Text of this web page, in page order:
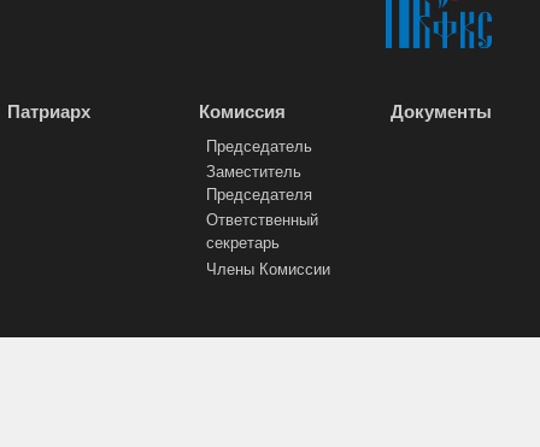
Патриарх Комиссия
Председатель
Заместитель
Председателя
Ответственный
секретарь
Члены Комиссии
Документы